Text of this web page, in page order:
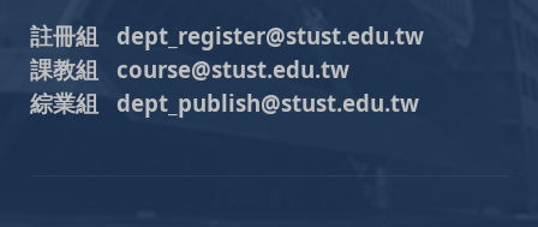
註冊組 dept_register@stust.edu.tw
課教組 course@stust.edu.tw
綜業組 dept_publish@stust.edu.tw